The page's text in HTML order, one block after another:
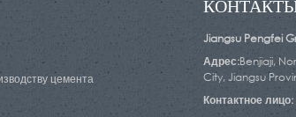
цемента
Jiangsu Pengfei
Адрес:Benjiaji,
City, Jiangsu
Контактное лицо: